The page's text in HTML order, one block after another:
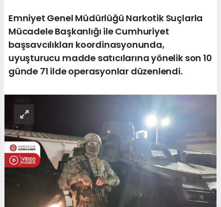
Emniyet Genel Müdürlüğü Narkotik Suçlarla
Mücadele Başkanlığı ile Cumhuriyet
başsavcılıkları koordinasyonunda,
uyuşturucu madde satıcılarına yönelik son 10
günde 71 ilde operasyonlar düzenlendi.